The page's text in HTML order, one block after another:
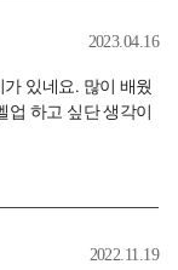
2023.04.16
있네요. 많이 배웠
하고 싶단 생각이
2022.11.19